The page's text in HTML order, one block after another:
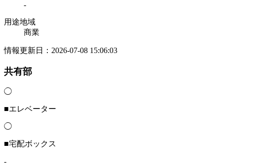
-
用途地域
商業
情報更新日：2026-07-08 15:06:03
共有部
◯
■エレベーター
◯
■宅配ボックス
-